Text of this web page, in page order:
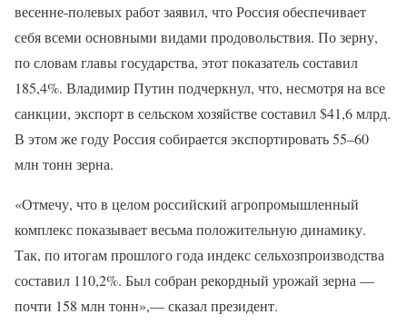
весенне-полевых работ заявил, что Россия обеспечивает
себя всеми основными видами продовольствия. По зерну,
по словам главы государства, этот показатель составил
185,4%. Владимир Путин подчеркнул, что, несмотря на все
санкции, экспорт в сельском хозяйстве составил $41,6 млрд.
В этом же году Россия собирается экспортировать 55–60
млн тонн зерна.
«Отмечу, что в целом российский агропромышленный
комплекс показывает весьма положительную динамику.
Так, по итогам прошлого года индекс сельхозпроизводства
составил 110,2%. Был собран рекордный урожай зерна —
почти 158 млн тонн»,— сказал президент.